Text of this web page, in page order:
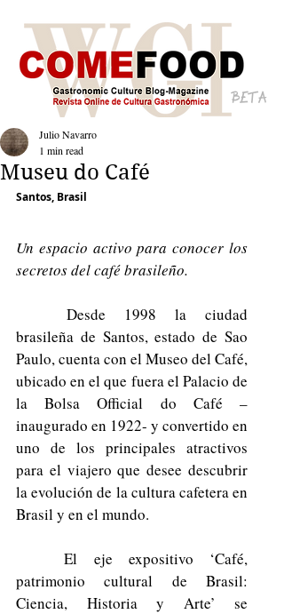
BETA
Museu do Café
Julio Navarro
1 min read
Santos, Brasil
Un espacio activo para conocer los
secretos del café brasileño.
brasileña de Santos, estado de Sao
Paulo, cuenta con el Museo del Café,
ubicado en el que fuera el Palacio de
la Bolsa Official do Café –
inaugurado en 1922- y convertido en
uno de los principales atractivos
para el viajero que desee descubrir
la evolución de la cultura cafetera en
Brasil y en el mundo.
	El eje expositivo ‘Café,
patrimonio cultural de Brasil:
Ciencia, Historia y Arte’ se